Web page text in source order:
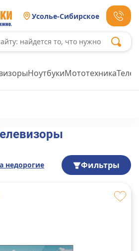
Усолье-Сибирское
НоутбукиМототехника
недорогие Фильтры